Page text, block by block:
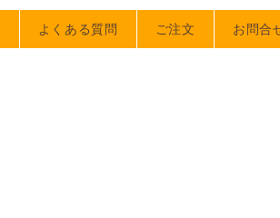
よくある質問 ご注文 お問合